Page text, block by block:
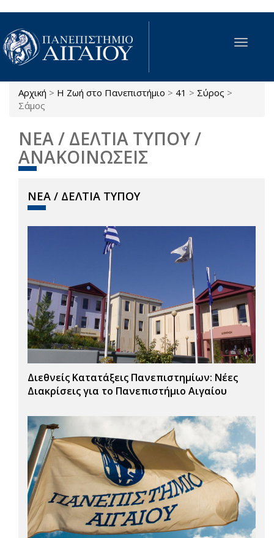
Παράκαμψη προς το κυρίως περιεχόμενο
Toggle
Είστε εδώ
Αρχική > Η Ζωή στο Πανεπιστήμιο > 41 > Σύρος >
Σάμος
ΝΕΑ / ΔΕΛΤΙΑ ΤΥΠΟΥ /
ΑΝΑΚΟΙΝΩΣΕΙΣ
ΝΕΑ / ΔΕΛΤΙΑ ΤΥΠΟΥ
Διεθνείς Κατατάξεις Πανεπιστημίων: Νέες
Διακρίσεις για το Πανεπιστήμιο Αιγαίου